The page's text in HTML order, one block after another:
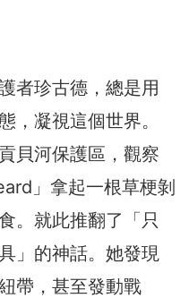
者珍古德，總是用
，凝視這個世界。
貝河保護區，觀察
」拿起一根草梗剝
。就此推翻了「只
」的神話。她發現
帶，甚至發動戰